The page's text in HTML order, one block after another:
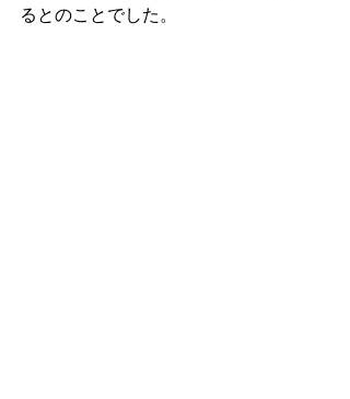
るとのことでした。